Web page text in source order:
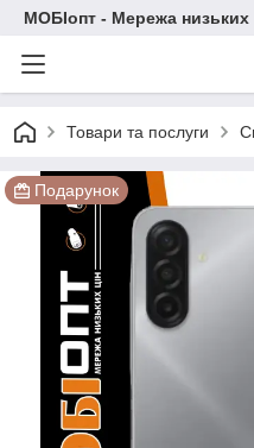
МОБІопт - Мережа низьких
Товари та послуги
Подарунок